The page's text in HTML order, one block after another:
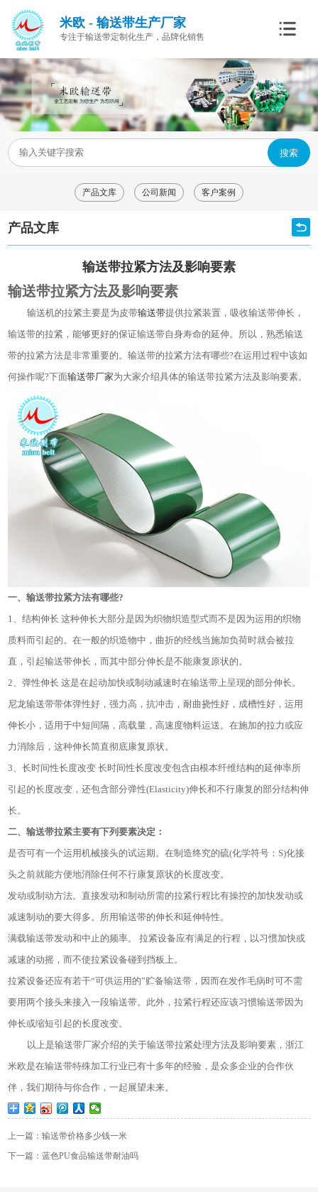
米欧 - 输送带生产厂家
专注于输送带定制化生产，品牌化销售
搜索
产品文库 公司新闻 客户案例
产品文库
输送带拉紧方法及影响要素
输送带拉紧方法及影响要素
输送机的拉紧主要是为皮带输送带提供拉紧装置，吸收输送带伸长，
输送带的拉紧，能够更好的保证输送带自身寿命的延伸。所以，熟悉输送
带的拉紧方法是非常重要的。输送带的拉紧方法有哪些?在运用过程中该如
何操作呢?下面输送带厂家为大家介绍具体的输送带拉紧方法及影响要素。
一、输送带拉紧方法有哪些?
1、结构伸长 这种伸长大部分是因为织物织造型式而不是因为运用的织物
质料而引起的。在一般的织造物中，曲折的经线当施加负荷时就会被拉
直，引起输送带伸长，而其中部分伸长是不能康复原状的。
2、弹性伸长 这是在起动加快或制动减速时在输送带上呈现的部分伸长。
尼龙输送带带体弹性好，强力高，抗冲击，耐曲挠性好，成槽性好，运用
伸长小，适用于中短间隔，高载量，高速度物料运送。在施加的拉力或应
力消除后，这种伸长简直彻底康复原状。
3、长时间性长度改变 长时间性长度改变包含由根本纤维结构的延伸率所
引起的长度改变，还包含部分弹性(Elasticity)伸长和不行康复的部分结构伸
长。
二、输送带拉紧主要有下列要素决定：
是否可有一个运用机械接头的试运期。在制造终究的硫(化学符号：S)化接
头之前就能方便地消除任何不行康复原状的长度改变。
发动或制动方法。直接发动和制动所需的拉紧行程比有操控的加快发动或
减速制动的要大得多。所用输送带的伸长和延伸特性。
满载输送带发动和中止的频率。 拉紧设备应有满足的行程，以习惯加快或
减速的动摇，而不使拉紧设备碰到挡板上。
拉紧设备还应有若干“可供运用的”贮备输送带，因而在发作毛病时可不需
要用两个接头来接入一段输送带。此外，拉紧行程还应该习惯输送带因为
伸长或缩短引起的长度改变。
以上是输送带厂家介绍的关于输送带拉紧处理方法及影响要素，浙江
米欧是在输送带特殊加工行业已有十多年的经验，是众多企业的合作伙
伴，我们期待与你合作，一起展望未来。
上一篇：输送带价格多少钱一米
下一篇：蓝色PU食品输送带耐油吗